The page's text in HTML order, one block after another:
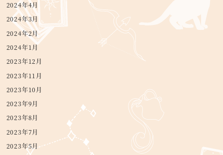
2024年4月
2024年3月
2024年2月
2024年1月
2023年12月
2023年11月
2023年10月
2023年9月
2023年8月
2023年7月
2023年5月